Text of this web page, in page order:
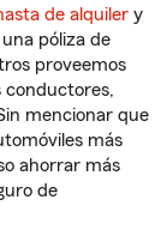
de alquiler y
póliza de
proveemos
conductores,
mencionar que
más
ahorrar más
de